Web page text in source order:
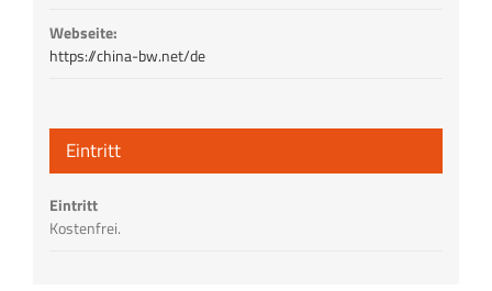
Webseite:
https://china-bw.net/de
Eintritt
Eintritt
Kostenfrei.